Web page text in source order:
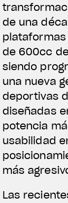
de una
de 600cc
siendo
una nueva
deportivas
diseñadas
potencia
usabilidad
más
Las